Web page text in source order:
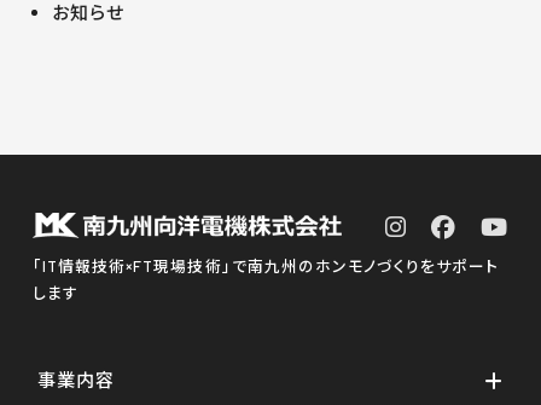
お知らせ
「IT情報技術×FT現場技術」で南九州のホンモノづくりをサポート
します
事業内容